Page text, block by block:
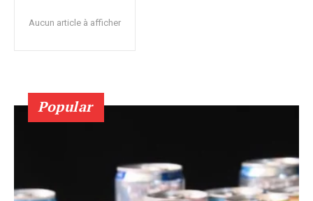
Aucun article à afficher
Popular